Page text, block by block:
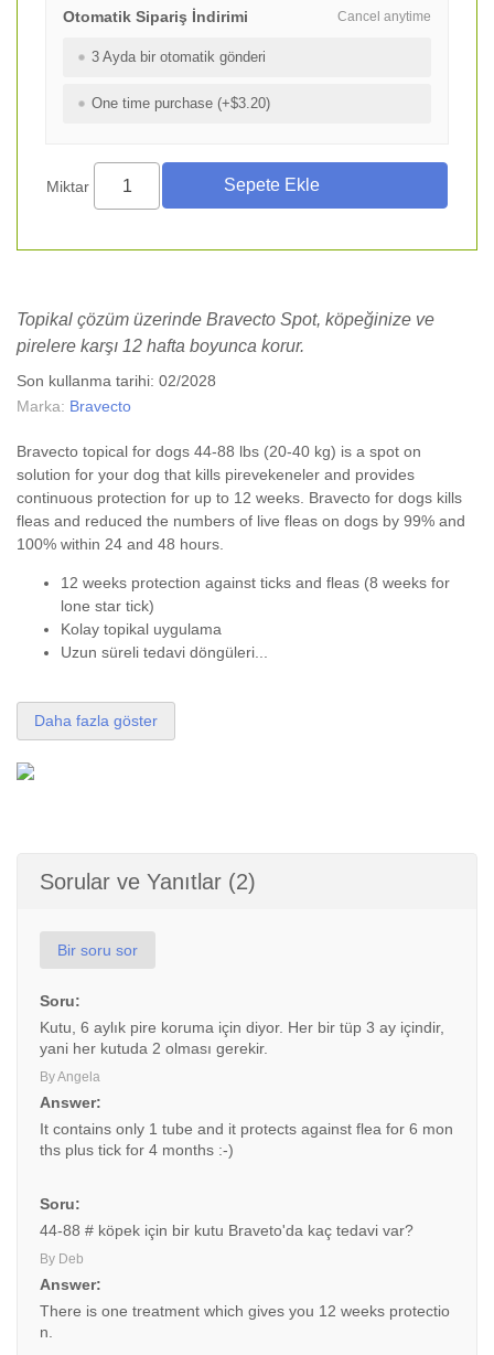
Cancel anytime
Otomatik Sipariş İndirimi
3 Ayda bir otomatik gönderi
One time purchase (+$3.20)
Miktar
Topikal çözüm üzerinde Bravecto Spot, köpeğinize ve
pirelere karşı 12 hafta boyunca korur.
Son kullanma tarihi: 02/2028
Marka: Bravecto
Bravecto topical for dogs 44-88 lbs (20-40 kg) is a spot on
solution for your dog that kills pirevekeneler and provides
continuous protection for up to 12 weeks. Bravecto for dogs kills
fleas and reduced the numbers of live fleas on dogs by 99% and
100% within 24 and 48 hours.
12 weeks protection against ticks and fleas (8 weeks for
lone star tick)
Kolay topikal uygulama
Uzun süreli tedavi döngüleri...
Daha fazla göster
Sorular ve Yanıtlar (2)
Bir soru sor
Soru:
Kutu, 6 aylık pire koruma için diyor. Her bir tüp 3 ay içindir,
yani her kutuda 2 olması gerekir.
By Angela
Answer:
It contains only 1 tube and it protects against flea for 6 mon
ths plus tick for 4 months :-)
Soru:
44-88 # köpek için bir kutu Braveto'da kaç tedavi var?
By Deb
Answer:
There is one treatment which gives you 12 weeks protectio
n.